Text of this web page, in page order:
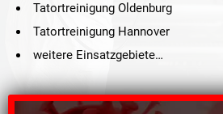
Tatortreinigung Oldenburg
Tatortreinigung Hannover
weitere Einsatzgebiete…